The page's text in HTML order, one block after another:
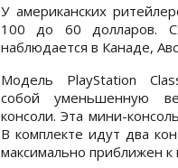
У американских
100 до 60 долларов.
наблюдается в Канаде,
Модель PlayStation
собой уменьшенную
консоли. Эта мини-
В комплекте идут два
максимально приближен к